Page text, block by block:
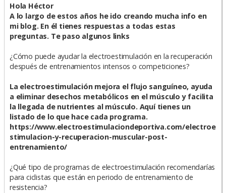
n
s
a
j
e
Hola Héctor
A lo largo de estos años he ido creando mucha info en
mi blog. En él tienes respuestas a todas estas
preguntas. Te paso algunos links
¿Cómo puede ayudar la electroestimulación en la recuperación
después de entrenamientos intensos o competiciones?
La electroestimulación mejora el flujo sanguíneo, ayuda
a eliminar desechos metabólicos en el músculo y facilita
la llegada de nutrientes al músculo. Aquí tienes un
listado de lo que hace cada programa.
https://www.electroestimulaciondeportiva.com/electroe
stimulacion-y-recuperacion-muscular-post-
entrenamiento/
¿Qué tipo de programas de electroestimulación recomendarías
para ciclistas que están en periodo de entrenamiento de
resistencia?